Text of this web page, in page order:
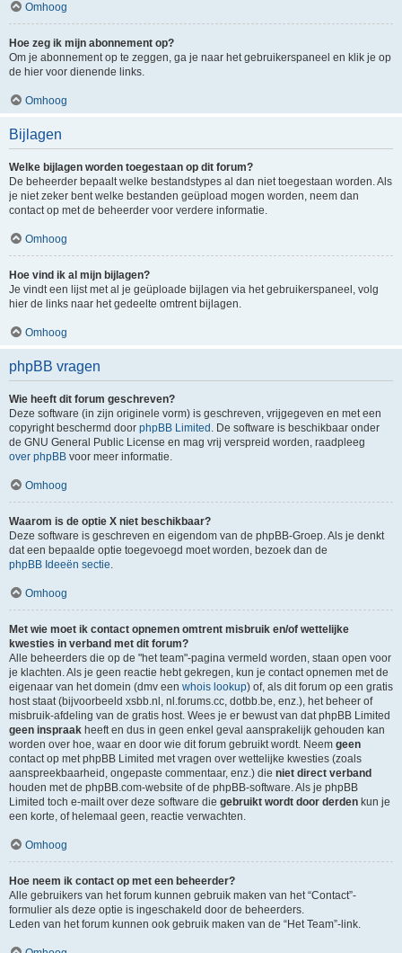
Omhoog
Hoe zeg ik mijn abonnement op?
Om je abonnement op te zeggen, ga je naar het gebruikerspaneel en klik je op
de hier voor dienende links.
Omhoog
Bijlagen
Welke bijlagen worden toegestaan op dit forum?
De beheerder bepaalt welke bestandstypes al dan niet toegestaan worden. Als
je niet zeker bent welke bestanden geüpload mogen worden, neem dan
contact op met de beheerder voor verdere informatie.
Omhoog
Hoe vind ik al mijn bijlagen?
Je vindt een lijst met al je geüploade bijlagen via het gebruikerspaneel, volg
hier de links naar het gedeelte omtrent bijlagen.
Omhoog
phpBB vragen
Wie heeft dit forum geschreven?
Deze software (in zijn originele vorm) is geschreven, vrijgegeven en met een
copyright beschermd door phpBB Limited . De software is beschikbaar onder
de GNU General Public License en mag vrij verspreid worden, raadpleeg
over phpBB voor meer informatie.
Omhoog
Waarom is de optie X niet beschikbaar?
Deze software is geschreven en eigendom van de phpBB-Groep. Als je denkt
dat een bepaalde optie toegevoegd moet worden, bezoek dan de
phpBB Ideeën sectie.
Omhoog
Met wie moet ik contact opnemen omtrent misbruik en/of wettelijke
kwesties in verband met dit forum?
Alle beheerders die op de "het team"-pagina vermeld worden, staan open voor
je klachten. Als je geen reactie hebt gekregen, kun je contact opnemen met de
eigenaar van het domein (dmv een whois lookup) of, als dit forum op een gratis
host staat (bijvoorbeeld xsbb.nl, nl.forums.cc, dotbb.be, enz.), het beheer of
misbruik-afdeling van de gratis host. Wees je er bewust van dat phpBB Limited
geen inspraak heeft en dus in geen enkel geval aansprakelijk gehouden kan
worden over hoe, waar en door wie dit forum gebruikt wordt. Neem geen
contact op met phpBB Limited met vragen over wettelijke kwesties (zoals
aanspreekbaarheid, ongepaste commentaar, enz.) die niet direct verband
houden met de phpBB.com-website of de phpBB-software. Als je phpBB
Limited toch e-mailt over deze software die gebruikt wordt door derden kun je
een korte, of helemaal geen, reactie verwachten.
Omhoog
Hoe neem ik contact op met een beheerder?
Alle gebruikers van het forum kunnen gebruik maken van het “Contact”-
formulier als deze optie is ingeschakeld door de beheerders.
Leden van het forum kunnen ook gebruik maken van de “Het Team”-link.